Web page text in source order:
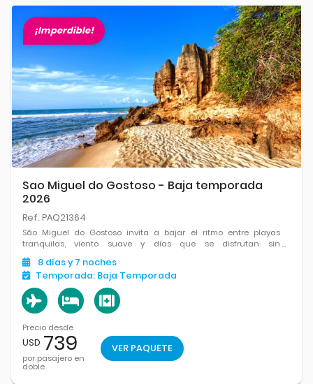
¡Imperdible!
Sao Miguel do Gostoso - Baja temporada
2026
Ref. PAQ21364
São Miguel do Gostoso invita a bajar el ritmo entre playas
tranquilas, viento suave y días que se disfrutan sin
demasiadas vueltas.
8 díasy 7 noches
Temporada: Baja Temporada
Precio desde
USD 739
por pasajero en
doble
VER PAQUETE